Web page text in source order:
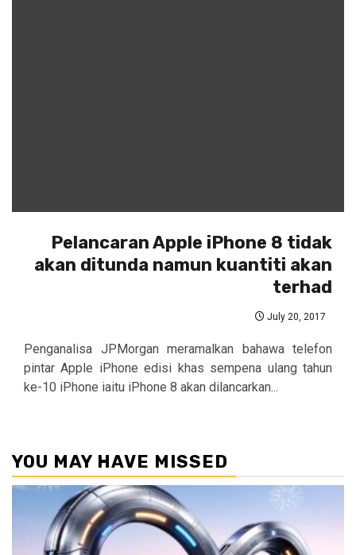
Pelancaran Apple iPhone 8 tidak
akan ditunda namun kuantiti akan
terhad
July 20, 2017
Penganalisa JPMorgan meramalkan bahawa telefon
pintar Apple iPhone edisi khas sempena ulang tahun
ke-10 iPhone iaitu iPhone 8 akan dilancarkan...
YOU MAY HAVE MISSED